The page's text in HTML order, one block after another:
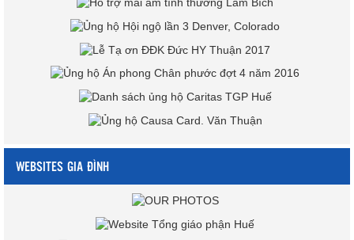
WEBSITES GIA ĐÌNH